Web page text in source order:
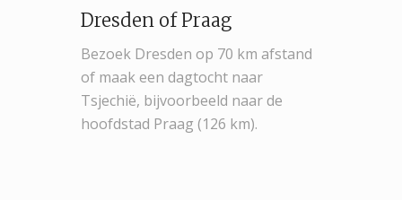
Dresden of Praag
Bezoek Dresden op 70 km afstand
of maak een dagtocht naar
Tsjechië, bijvoorbeeld naar de
hoofdstad Praag (126 km).